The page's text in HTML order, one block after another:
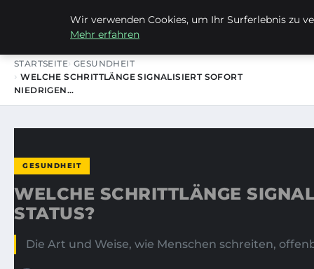
LIEBRECHTS PORTFOLIO
STARTSEITE GESUNDHEIT
WELCHE SCHRITTLÄNGE SIGNALISIERT SOFORT
NIEDRIGEN…
GESUNDHEIT
WELCHE SCHRITTLÄNGE
STATUS?
Die Art und Weise, wie Menschen schreiten,
Wir verwenden Cookies, um Ihr Surferlebnis zu
Mehr erfahren